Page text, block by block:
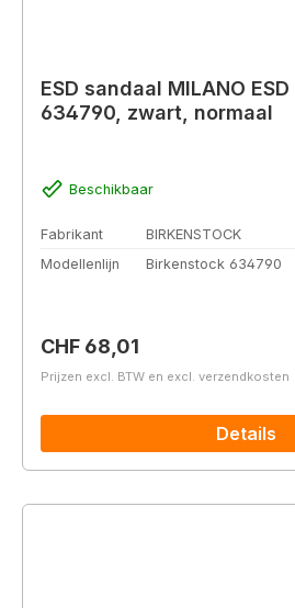
ESD sandaal MILANO
634790, zwart, normaal
Beschikbaar
Fabrikant
BIRKENSTOCK
Modellenlijn
Birkenstock 634790
Normale prijs:
CHF 68,01
Prijzen excl. BTW en excl. verzendkosten
Details